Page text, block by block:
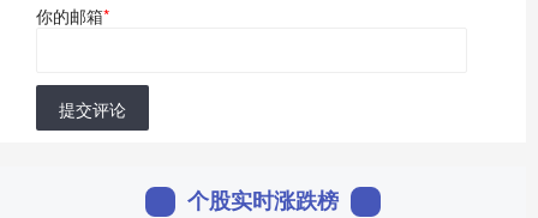
你的邮箱*
提交评论
个股实时涨跌榜